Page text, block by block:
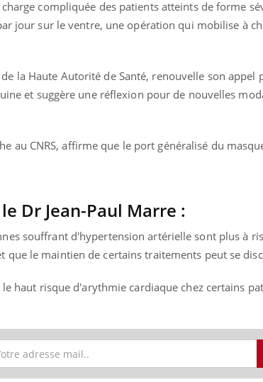
compliquée des patients atteints de forme
jour sur le ventre, une opération qui mobilise à
la Haute Autorité de Santé, renouvelle son appel
et suggère une réflexion pour de nouvelles
au CNRS, affirme que le port généralisé du
Dr Jean-Paul Marre :
souffrant d'hypertension artérielle sont plus à
que le maintien de certains traitements peut se
haut risque d'arythmie cardiaque chez certains
et, pour de
faciliter l’accès à la
santé : l'utilisation d'un
numérique » permet ...